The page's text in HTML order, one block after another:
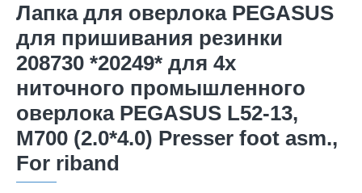
Лапка для оверлока PEGASUS
для пришивания резинки
208730 *20249* для 4х
ниточного промышленного
оверлока PEGASUS L52-13,
M700 (2.0*4.0) Presser foot asm.,
For riband